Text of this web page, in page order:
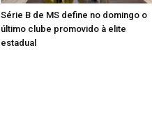
Série B de MS define no domingo o
último clube promovido à elite
estadual